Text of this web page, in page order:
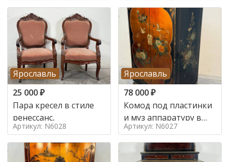
Ярославль
25 000₽
Пара кресел в стиле
ренессанс,
Артикул: N6028
Ярославль
78 000₽
Комод под пластинки
и муз аппаратуру в
стиле шинуазри,
Артикул: N6027